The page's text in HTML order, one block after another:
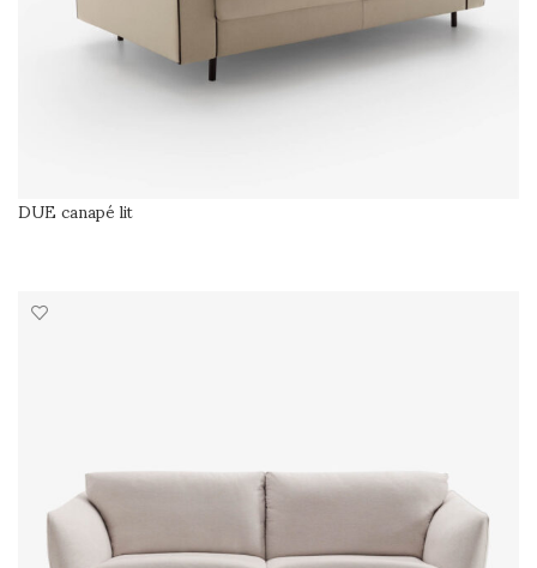
DUE canapé lit